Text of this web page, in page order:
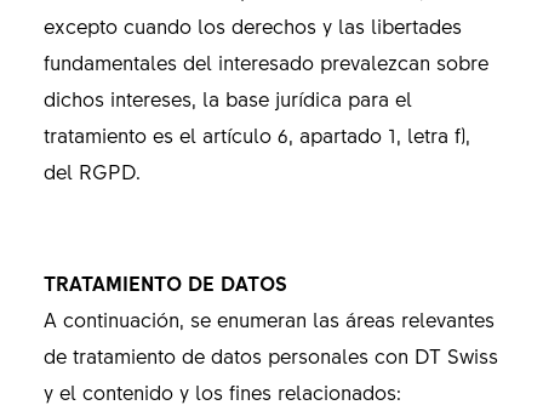
excepto cuando los derechos y las libertades
fundamentales del interesado prevalezcan sobre
dichos intereses, la base jurídica para el
tratamiento es el artículo 6, apartado 1, letra f),
del RGPD.
TRATAMIENTO DE DATOS
A continuación, se enumeran las áreas relevantes
de tratamiento de datos personales con DT Swiss
y el contenido y los fines relacionados: